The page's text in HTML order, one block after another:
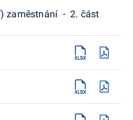
zaměstnání - 2. část